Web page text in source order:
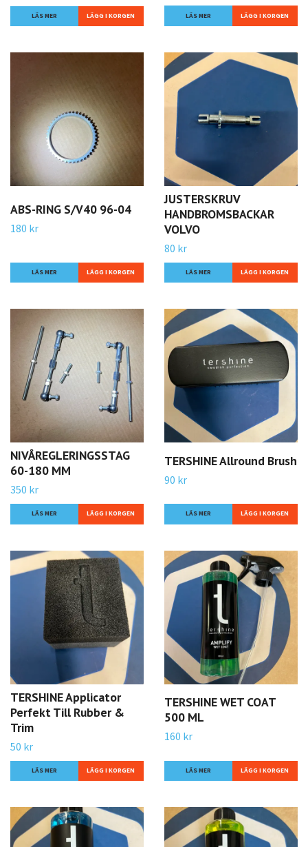
LÄS MER LÄS MER
ABS-RING S/V40 96-04
180 kr
LÄS MER
JUSTERSKRUV
HANDBROMSBACKAR
VOLVO
80 kr
LÄS MER
NIVÅREGLERINGSSTAG
60-180 MM
350 kr
LÄS MER
TERSHINE Allround Brush
90 kr
LÄS MER
TERSHINE Applicator
Perfekt Till Rubber &
Trim
50 kr
LÄS MER
TERSHINE WET COAT
500 ML
160 kr
LÄS MER